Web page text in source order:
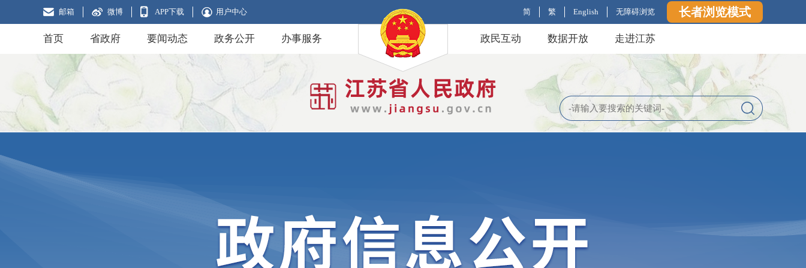
邮箱 微博 APP下载 用户中心 简 繁 English 无障碍浏览 长者浏览模式
首页 省政府 要闻动态 政务公开 办事服务 政民互动 数据开放 走进江苏